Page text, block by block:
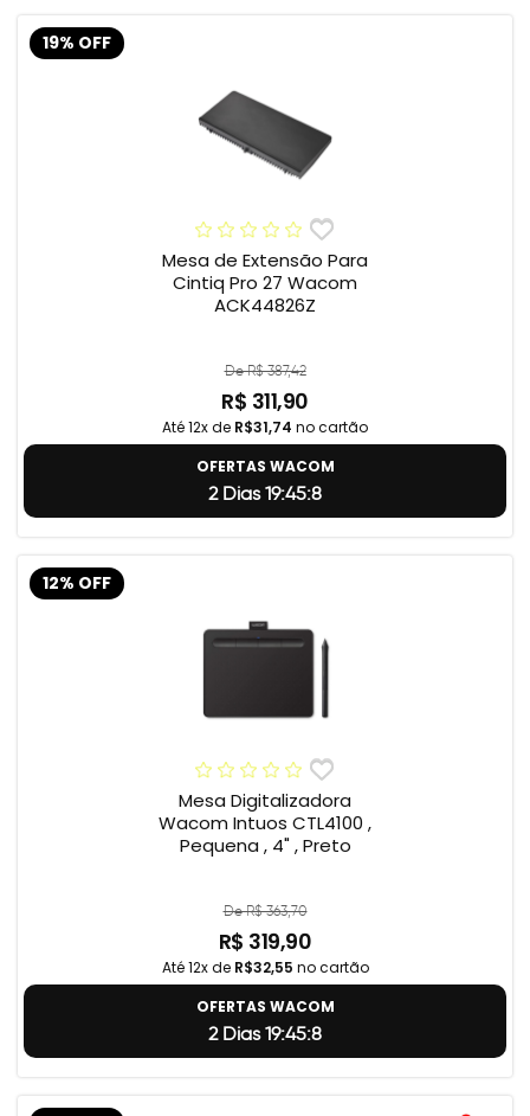
19% OFF
Mesa de Extensão Para
Cintiq Pro 27 Wacom
ACK44826Z
De R$ 387,42
R$ 311,90
Até 12x de R$31,74 no cartão
OFERTAS WACOM
2 Dias 19:45:7
12% OFF
Mesa Digitalizadora
Wacom Intuos CTL4100 ,
Pequena , 4" , Preto
De R$ 363,70
R$ 319,90
Até 12x de R$32,55 no cartão
OFERTAS WACOM
2 Dias 19:45:7